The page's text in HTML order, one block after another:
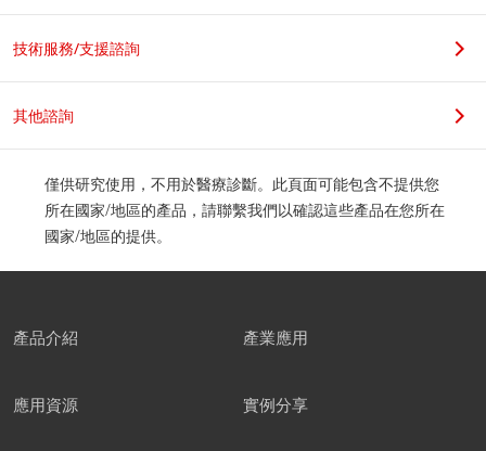
職位
公司地址
技術服務/支援諮詢
其他諮詢
僅供研究使用，不用於醫療診斷。此頁面可能包含不提供您
所在國家/地區的產品，請聯繫我們以確認這些產品在您所在
國家/地區的提供。
產品介紹 產業應用
應用資源 實例分享